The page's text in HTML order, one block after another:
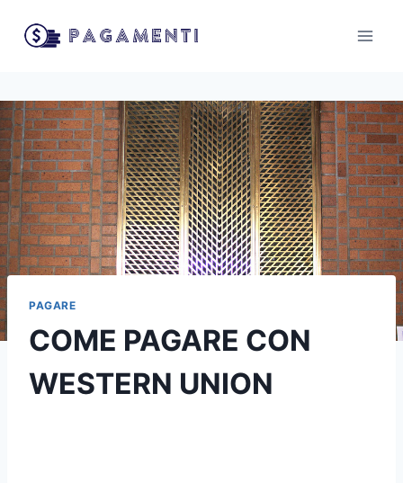
PAGARE
COME PAGARE CON
WESTERN UNION